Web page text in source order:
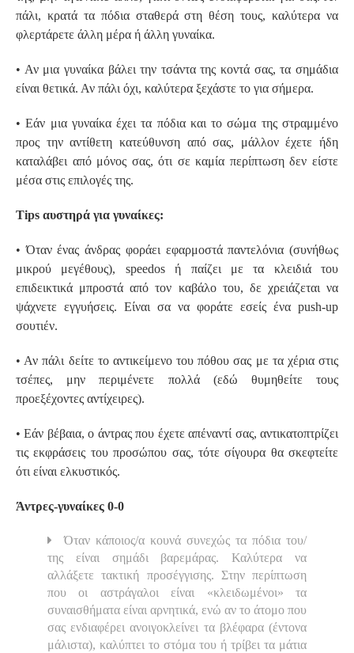
πάλι, κρατά τα πόδια σταθερά στη θέση τους, καλύτερα να
φλερτάρετε άλλη μέρα ή άλλη γυναίκα.
• Αν μια γυναίκα βάλει την τσάντα της κοντά σας, τα σημάδια
είναι θετικά. Αν πάλι όχι, καλύτερα ξεχάστε το για σήμερα.
• Εάν μια γυναίκα έχει τα πόδια και το σώμα της στραμμένο
προς την αντίθετη κατεύθυνση από σας, μάλλον έχετε ήδη
καταλάβει από μόνος σας, ότι σε καμία περίπτωση δεν είστε
μέσα στις επιλογές της.
Tips αυστηρά για γυναίκες:
• Όταν ένας άνδρας φοράει εφαρμοστά παντελόνια (συνήθως
μικρού μεγέθους), speedos ή παίζει με τα κλειδιά του
επιδεικτικά μπροστά από τον καβάλο του, δε χρειάζεται να
ψάχνετε εγγυήσεις. Είναι σα να φοράτε εσείς ένα push-up
σουτιέν.
• Αν πάλι δείτε το αντικείμενο του πόθου σας με τα χέρια στις
τσέπες, μην περιμένετε πολλά (εδώ θυμηθείτε τους
προεξέχοντες αντίχειρες).
• Εάν βέβαια, ο άντρας που έχετε απέναντί σας, αντικατοπτρίζει
τις εκφράσεις του προσώπου σας, τότε σίγουρα θα σκεφτείτε
ότι είναι ελκυστικός.
Άντρες-γυναίκες 0-0
Όταν κάποιος/α κουνά συνεχώς τα πόδια του/
της είναι σημάδι βαρεμάρας. Καλύτερα να
αλλάξετε τακτική προσέγγισης. Στην περίπτωση
που οι αστράγαλοι είναι «κλειδωμένοι» τα
συναισθήματα είναι αρνητικά, ενώ αν το άτομο που
σας ενδιαφέρει ανοιγοκλείνει τα βλέφαρα (έντονα
μάλιστα), καλύπτει το στόμα του ή τρίβει τα μάτια